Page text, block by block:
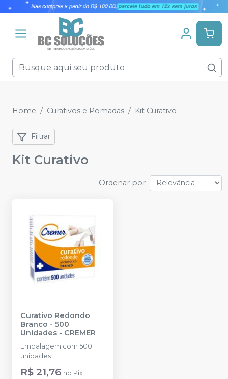
Home Curativos e Pomadas Kit Curativo
Filtrar
Kit Curativo
Ordenar por
Curativo Redondo
Branco - 500
Unidades - CREMER
Embalagem com 500
unidades
R$ 21,76 no Pix